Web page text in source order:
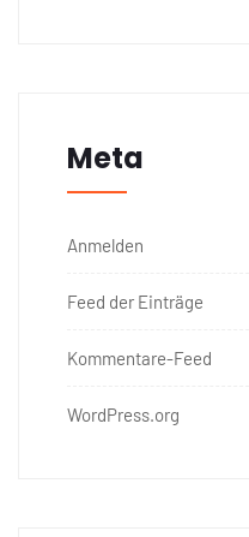
Meta
Anmelden
Feed der Einträge
Kommentare-Feed
WordPress.org